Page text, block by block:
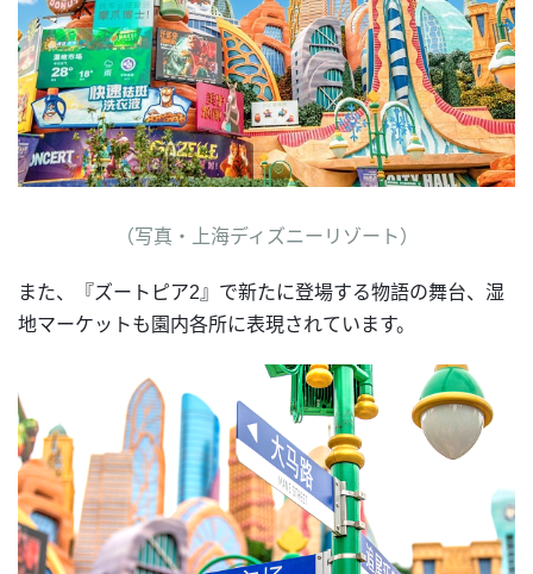
（写真・上海ディズニーリゾート）
また、『ズートピア2』で新たに登場する物語の舞台、湿
地マーケットも園内各所に表現されています。